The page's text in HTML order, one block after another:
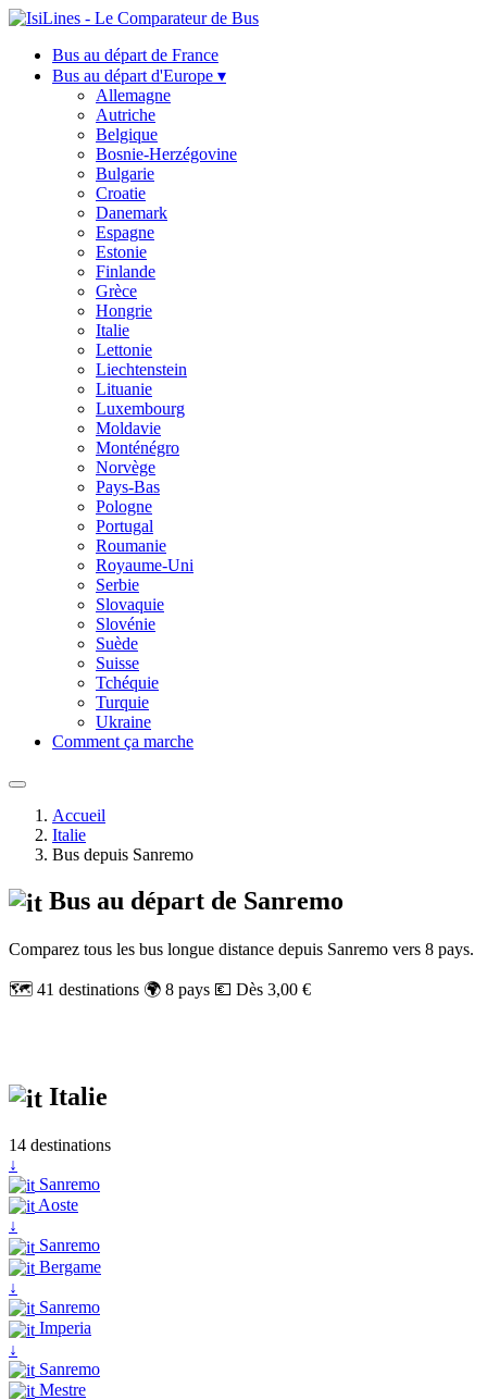
Bus au départ de France
Bus au départ d'Europe ▾
Allemagne
Autriche
Belgique
Bosnie-Herzégovine
Bulgarie
Croatie
Danemark
Espagne
Estonie
Finlande
Grèce
Hongrie
Italie
Lettonie
Liechtenstein
Lituanie
Luxembourg
Moldavie
Monténégro
Norvège
Pays-Bas
Pologne
Portugal
Roumanie
Royaume-Uni
Serbie
Slovaquie
Slovénie
Suède
Suisse
Tchéquie
Turquie
Ukraine
Comment ça marche
Accueil
Italie
Bus depuis Sanremo
Bus au départ de Sanremo
Comparez tous les bus longue distance depuis Sanremo vers 8 pays.
🗺️ 41 destinations 🌍 8 pays 💶 Dès 3,00 €
Italie
14 destinations
↓
Sanremo
Aoste
↓
Sanremo
Bergame
↓
Sanremo
Imperia
↓
Sanremo
Mestre